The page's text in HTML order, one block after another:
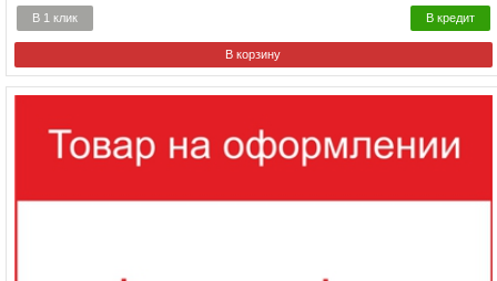
В 1 клик В кредит